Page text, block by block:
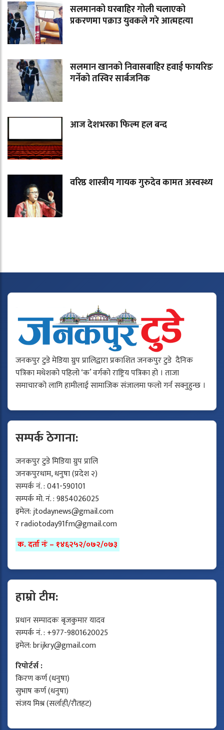
सलमानको घरबाहिर गोली चलाएको
प्रकरणमा पक्राउ युवकले गरे आत्महत्या
सलमान खानको निवासबाहिर हवाई फायरिङ
गर्नेको तस्विर सार्बजनिक
आज देशभरका फिल्म हल बन्द
वरिष्ठ शास्त्रीय गायक गुरुदेव कामत अस्वस्थ्य
जनकपुर टुडे मेडिया ग्रुप प्रालिद्वारा प्रकाशित जनकपुर टुडे दैनिक
पत्रिका मधेशको पहिलो ‘क’ वर्गको राष्ट्रिय पत्रिका हो । ताजा
समाचारको लागि हामीलाई सामाजिक संजालमा फलो गर्न सक्नुहुन्छ ।
सम्पर्क ठेगाना:
जनकपुर टुडे मिडिया ग्रुप प्रालि
जनकपुरधाम, धनुषा (प्रदेश २)
सम्पर्क नं. : 041-590101
सम्पर्क मो. नं. : 9854026025
इमेल:jtodaynews@gmail.com
रradiotoday91fm@gmail.com
क. दर्ता नंः – १४६२५२/०७२/०७३
हाम्रो टीम:
प्रधान सम्पादकः बृजकुमार यादव
सम्पर्क नं. : +977-9801620025
इमेल:brijkry@gmail.com
रिपोर्टर्स :
किरण कर्ण (धनुषा)
सुभाष कर्ण (धनुषा)
संजय मिश्र (सर्लाही/रौतहट)